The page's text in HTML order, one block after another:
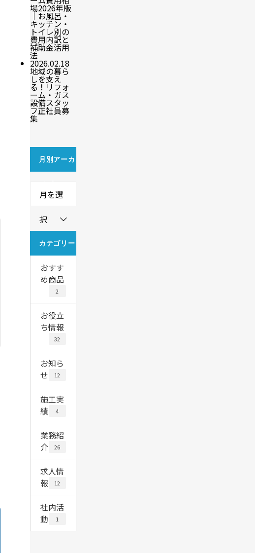
場2026年版
｜お風呂・
キッチン・
トイレ別の
費用内訳と
補助金活用
法
2026.02.18
地域の暮ら
しを支え
る！リフォ
ーム・ガス
設備スタッ
フ正社員募
集
月別アーカ
月を選
択
カテゴリー
おすす
め商品
2
お役立
ち情報
32
お知ら
せ
12
施工実
績
4
業務紹
介
26
求人情
報
12
社内活
動
1